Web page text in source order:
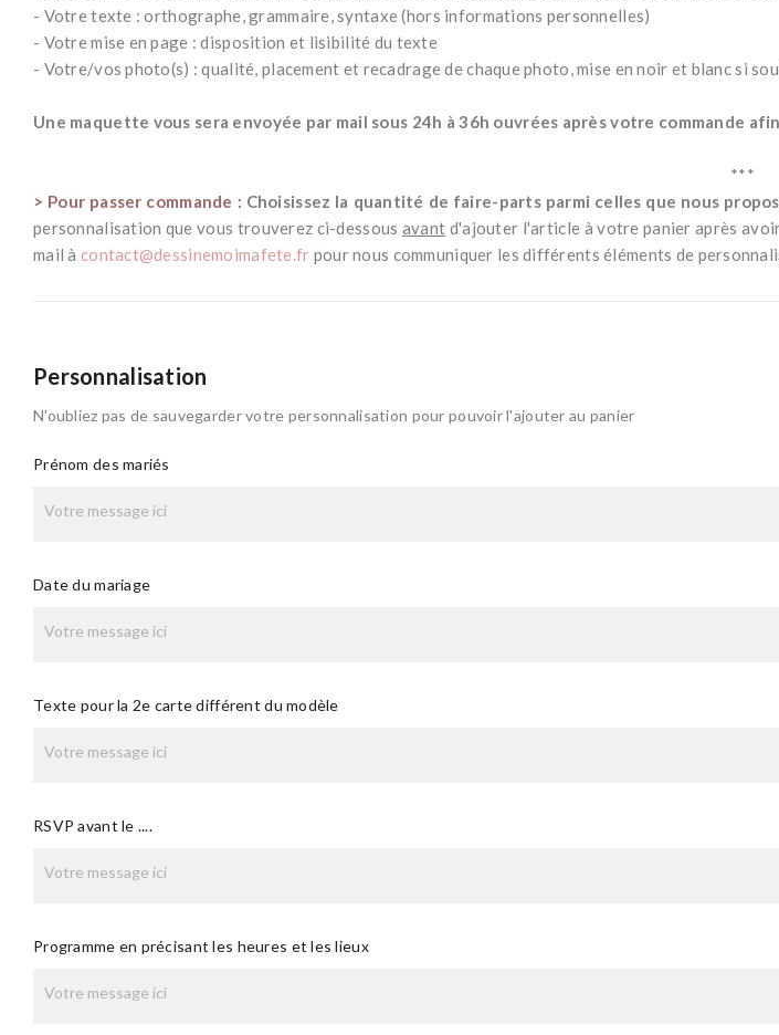
- Votre texte : orthographe, grammaire, syntaxe (hors informations personnelles)
- Votre mise en page : disposition et lisibilité du texte
- Votre/vos photo(s) : qualité, placement et recadrage de chaque photo, mise en noir et blanc si
Une maquette vous sera envoyée par mail sous 24h à 36h ouvrées après votre commande
***
> Pour passer commande : Choisissez la quantité de faire-parts parmi celles que nous
personnalisation que vous trouverez ci-dessous avant d'ajouter l'article à votre panier après
mail à contact@dessinemoimafete.fr pour nous communiquer les différents éléments de
Personnalisation
N'oubliez pas de sauvegarder votre personnalisation pour pouvoir l'ajouter au panier
Prénom des mariés
Date du mariage
Texte pour la 2e carte différent du modèle
RSVP avant le ....
Programme en précisant les heures et les lieux